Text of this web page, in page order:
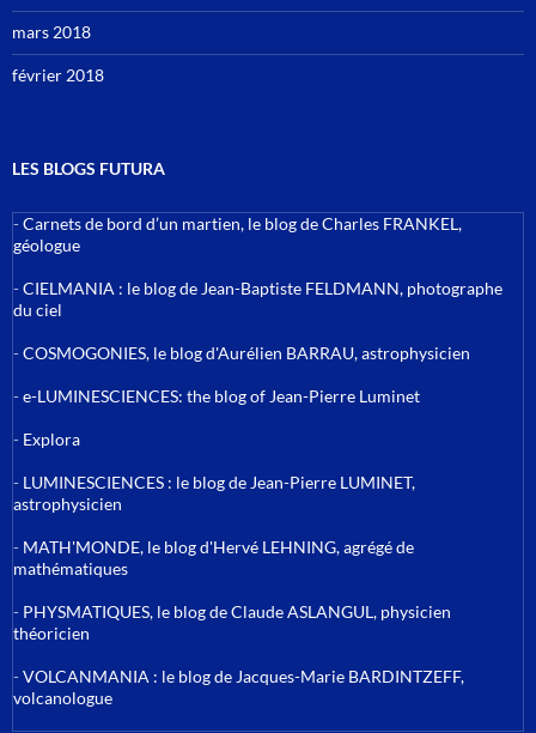
mars 2018
février 2018
LES BLOGS FUTURA
-Carnets de bord d’un martien, le blog de Charles FRANKEL,
géologue
-CIELMANIA : le blog de Jean-Baptiste FELDMANN, photographe
du ciel
-COSMOGONIES, le blog d'Aurélien BARRAU, astrophysicien
-e-LUMINESCIENCES: the blog of Jean-Pierre Luminet
- Explora
- LUMINESCIENCES : le blog de Jean-Pierre LUMINET,
astrophysicien
- MATH'MONDE, le blog d'Hervé LEHNING, agrégé de
mathématiques
- PHYSMATIQUES, le blog de Claude ASLANGUL, physicien
théoricien
-VOLCANMANIA : le blog de Jacques-Marie BARDINTZEFF,
volcanologue